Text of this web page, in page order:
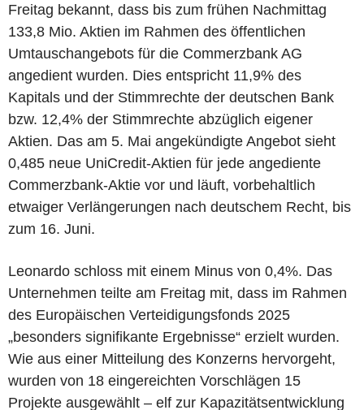
Freitag bekannt, dass bis zum frühen Nachmittag
133,8 Mio. Aktien im Rahmen des öffentlichen
Umtauschangebots für die Commerzbank AG
angedient wurden. Dies entspricht 11,9% des
Kapitals und der Stimmrechte der deutschen Bank
bzw. 12,4% der Stimmrechte abzüglich eigener
Aktien. Das am 5. Mai angekündigte Angebot sieht
0,485 neue UniCredit-Aktien für jede angediente
Commerzbank-Aktie vor und läuft, vorbehaltlich
etwaiger Verlängerungen nach deutschem Recht, bis
zum 16. Juni.
Leonardo schloss mit einem Minus von 0,4%. Das
Unternehmen teilte am Freitag mit, dass im Rahmen
des Europäischen Verteidigungsfonds 2025
„besonders signifikante Ergebnisse“ erzielt wurden.
Wie aus einer Mitteilung des Konzerns hervorgeht,
wurden von 18 eingereichten Vorschlägen 15
Projekte ausgewählt – elf zur Kapazitätsentwicklung